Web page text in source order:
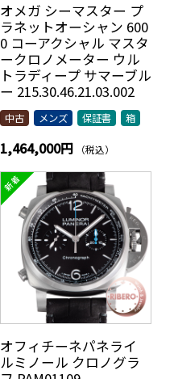
オメガ シーマスター プ
ラネットオーシャン 600
0 コーアクシャル マスタ
ークロノメーター ウル
トラディープ サマーブル
ー 215.30.46.21.03.002
中古 メンズ 保証書 箱
1,464,000円 （税込）
オフィチーネパネライ
ルミノール クロノグラ